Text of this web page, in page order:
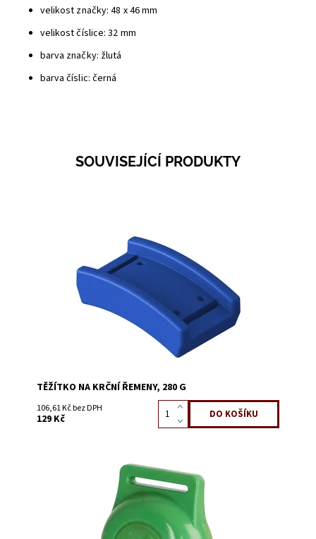
velikost značky:48 x 46 mm
velikost číslice: 32 mm
barva značky: žlutá
barva číslic: černá
SOUVISEJÍCÍ PRODUKTY
Skladem 150
3229A
TĚŽÍTKO NA KRČNÍ ŘEMENY, 280 G
106,61 Kč bez DPH
129 Kč
Skladem 24
3230